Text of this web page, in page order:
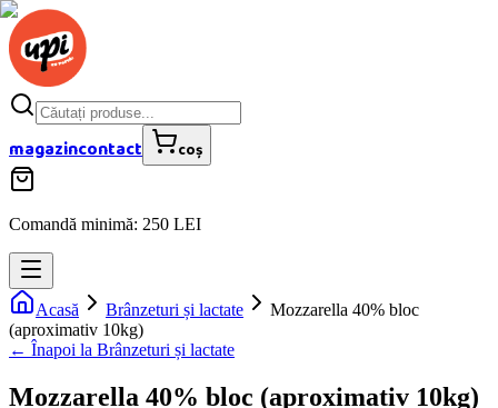
magazincontact coș
Comandă minimă: 250 LEI
Acasă Brânzeturi și lactate
Mozzarella 40% bloc
(aproximativ 10kg)
← Înapoi la Brânzeturi și lactate
Mozzarella 40% bloc (aproximativ 10kg)